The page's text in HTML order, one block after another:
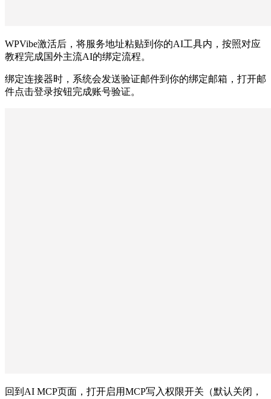
WPVibe激活后，将服务地址粘贴到你的AI工具内，按照对应
教程完成国外主流AI的绑定流程。
绑定连接器时，系统会发送验证邮件到你的绑定邮箱，打开邮
件点击登录按钮完成账号验证。
回到AI MCP页面，打开启用MCP写入权限开关（默认关闭，